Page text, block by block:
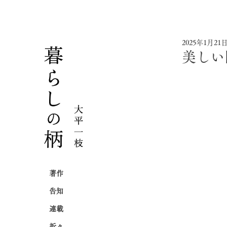
美し
2025年1月21日
著作
告知
連載